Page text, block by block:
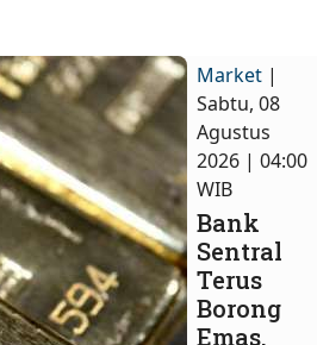
Market |
Sabtu, 08
Agustus
2026 | 04:00
WIB
Bank
Sentral
Terus
Borong
Emas,